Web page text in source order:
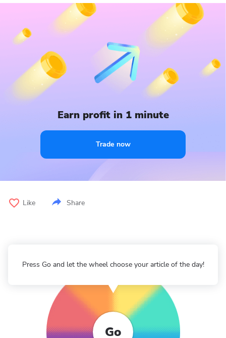
Earn profit in 1 minute
Trade now
Like Share
Go
Press Go and let the wheel choose your article of the day!